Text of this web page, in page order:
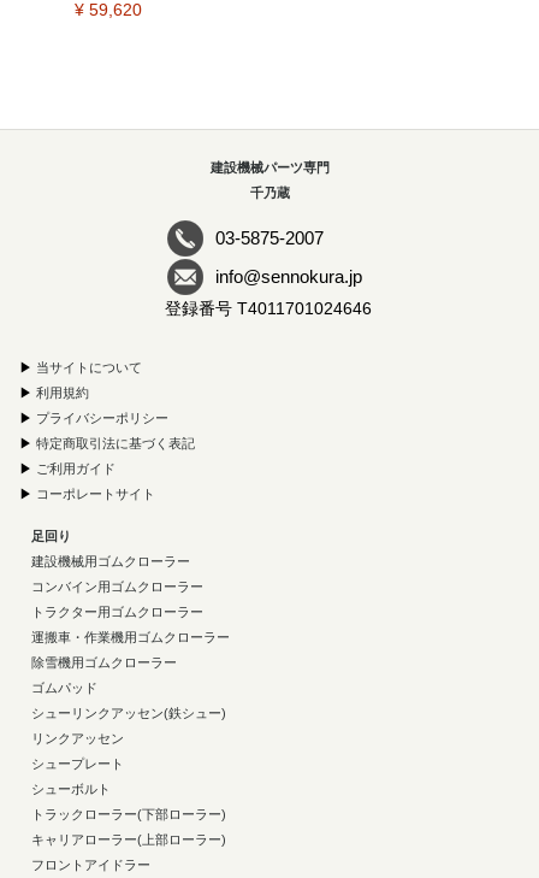
¥ 59,620
建設機械パーツ専門
千乃蔵
03-5875-2007
info@sennokura.jp
登録番号 T4011701024646
▶ 当サイトについて
▶ 利用規約
▶ プライバシーポリシー
▶ 特定商取引法に基づく表記
▶ ご利用ガイド
▶ コーポレートサイト
足回り
建設機械用ゴムクローラー
コンバイン用ゴムクローラー
トラクター用ゴムクローラー
運搬車・作業機用ゴムクローラー
除雪機用ゴムクローラー
ゴムパッド
シューリンクアッセン(鉄シュー)
リンクアッセン
シュープレート
シューボルト
トラックローラー(下部ローラー)
キャリアローラー(上部ローラー)
フロントアイドラー